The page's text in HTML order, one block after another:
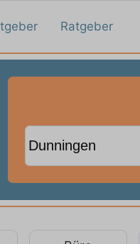
Ratgeber